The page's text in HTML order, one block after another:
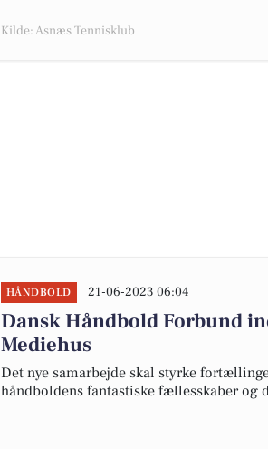
Kilde: Asnæs Tennisklub
HÅNDBOLD 21-06-2023 06:04
Dansk Håndbold Forbund
Mediehus
Det nye samarbejde skal styrke
håndboldens fantastiske fællesskaber og